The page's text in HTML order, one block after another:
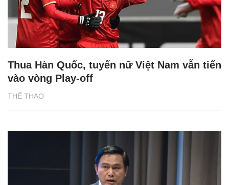
THỂ THAO
Thua Hàn Quốc, tuyển nữ Việt Nam vẫn tiến
vào vòng Play-off